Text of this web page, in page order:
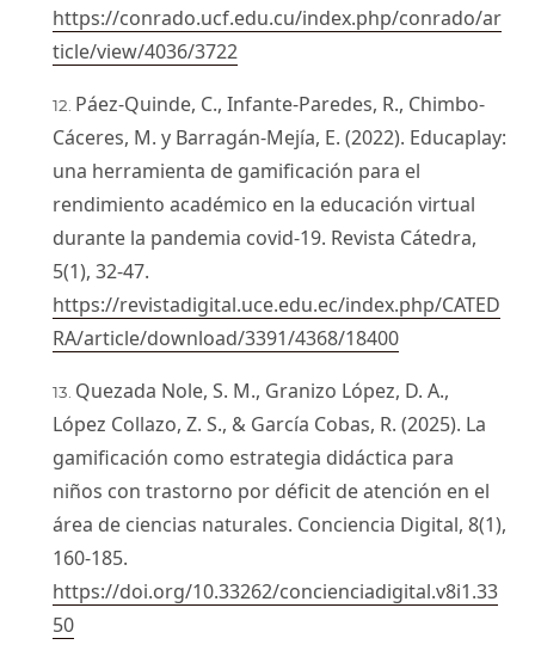
https://conrado.ucf.edu.cu/index.php/conrado/ar
ticle/view/4036/3722
Páez-Quinde, C., Infante-Paredes, R., Chimbo-
Cáceres, M. y Barragán-Mejía, E. (2022). Educaplay:
una herramienta de gamificación para el
rendimiento académico en la educación virtual
durante la pandemia covid-19. Revista Cátedra,
5(1), 32-47.
https://revistadigital.uce.edu.ec/index.php/CATED
RA/article/download/3391/4368/18400
Quezada Nole, S. M., Granizo López, D. A.,
López Collazo, Z. S., & García Cobas, R. (2025). La
gamificación como estrategia didáctica para
niños con trastorno por déficit de atención en el
área de ciencias naturales. Conciencia Digital, 8(1),
160-185.
https://doi.org/10.33262/concienciadigital.v8i1.33
50